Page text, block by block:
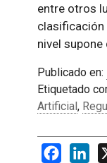
entre otros
clasificación
nivel
Publicado en:
Etiquetado
Artificial,